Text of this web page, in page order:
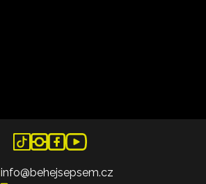
info@behejsepsem.cz